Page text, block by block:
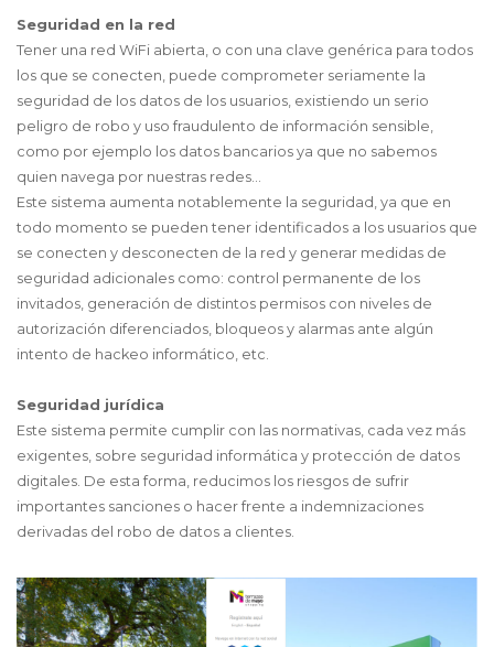
Seguridad en la red
Tener una red WiFi abierta, o con una clave genérica para todos
los que se conecten, puede comprometer seriamente la
seguridad de los datos de los usuarios, existiendo un serio
peligro de robo y uso fraudulento de información sensible,
como por ejemplo los datos bancarios ya que no sabemos
quien navega por nuestras redes…
Este sistema aumenta notablemente la seguridad, ya que en
todo momento se pueden tener identificados a los usuarios que
se conecten y desconecten de la red y generar medidas de
seguridad adicionales como: control permanente de los
invitados, generación de distintos permisos con niveles de
autorización diferenciados, bloqueos y alarmas ante algún
intento de hackeo informático, etc.
Seguridad jurídica
Este sistema permite cumplir con las normativas, cada vez más
exigentes, sobre seguridad informática y protección de datos
digitales. De esta forma, reducimos los riesgos de sufrir
importantes sanciones o hacer frente a indemnizaciones
derivadas del robo de datos a clientes.